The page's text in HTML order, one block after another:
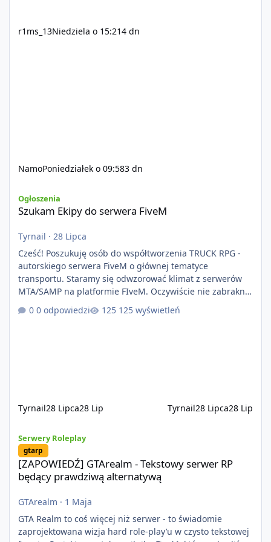
r1ms_13Niedziela o 15:214 dn
NamoPoniedziałek o 09:583 dn
Ogłoszenia
Szukam Ekipy do serwera FiveM
Tyrnail · 28 Lipca
Cześć! Poszukuję osób do współtworzenia TRUCK RPG -
autorskiego serwera FiveM o głównej tematyce
transportu. Staramy się odwzorować klimat z serwerów
MTA/SAMP na platformie FIveM. Oczywiście nie zabraknie
kontentu dla graczy którzy chcą robić coś innego niż
jeździć ciężarówką. Projekt tworzony jest od podstaw z
0 odpowiedzi 125 wyświetleń
Tyrnail28 Lipca28 Lip Tyrnail28 Lipca28 Lip
Serwery Roleplay
gtarp
[ZAPOWIEDŹ] GTArealm - Tekstowy serwer RP
będący prawdziwą alternatywą
GTArealm · 1 Maja
GTA Realm to coś więcej niż serwer - to świadomie
zaprojektowana wizja hard role-play’u w czysto tekstowej